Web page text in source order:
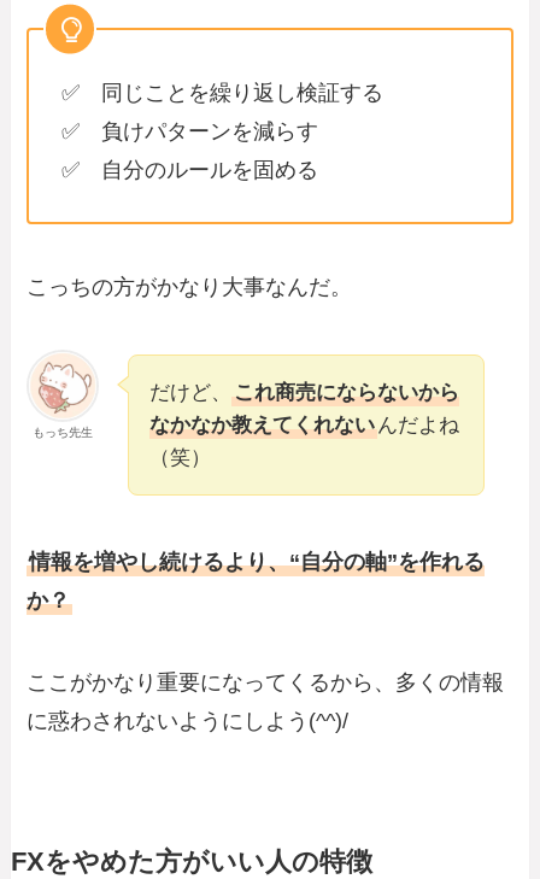
✅ 同じことを繰り返し検証する
✅ 負けパターンを減らす
✅ 自分のルールを固める
こっちの方がかなり大事なんだ。
もっち先生
だけど、これ商売にならないから
なかなか教えてくれないんだよね
（笑）
情報を増やし続けるより、“自分の軸”を作れる
か？
ここがかなり重要になってくるから、多くの情報
に惑わされないようにしよう(^^)/
FXをやめた方がいい人の特徴